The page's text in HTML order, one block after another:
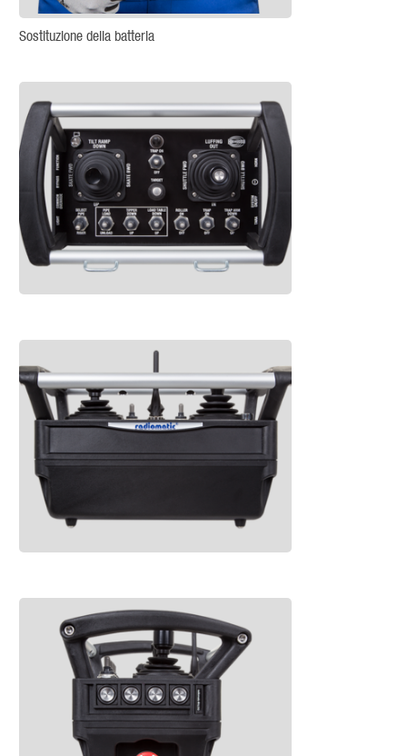
Sostituzione della batteria